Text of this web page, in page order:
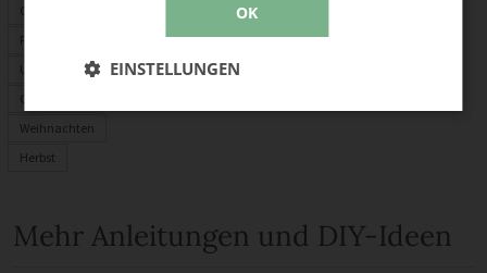
Origami
Fimo
Upcycling
Garten-Deko
Weihnachten
Herbst
Mehr Anleitungen und DIY-Ideen
OK
EINSTELLUNGEN